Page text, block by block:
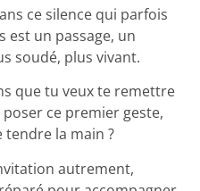
ce silence qui parfois
est un passage, un
soudé, plus vivant.
que tu veux te remettre
ce premier geste,
la main ?
autrement,